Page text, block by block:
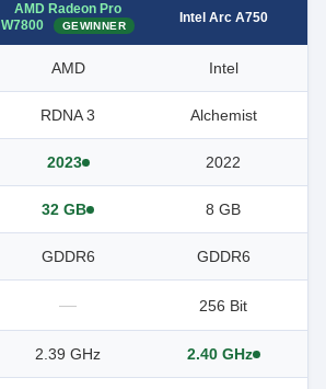
AMD Radeon Pro
W7800
GEWINNER
Intel Arc A750
AMD Intel
RDNA 3 Alchemist
2023 2022
32 GB 8 GB
GDDR6 GDDR6
— 256 Bit
2.39 GHz 2.40 GHz